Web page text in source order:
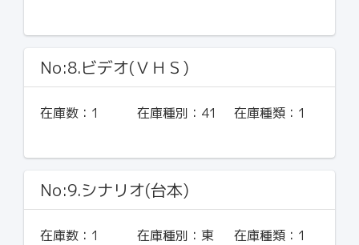
No:8.ビデオ(ＶＨＳ)
在庫数： 1 在庫種別： 41 在庫種類： 1
No:9.シナリオ(台本)
在庫数： 1 在庫種別： 東
在庫種類： 1